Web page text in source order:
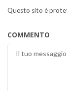
Questo sito è
COMMENTO